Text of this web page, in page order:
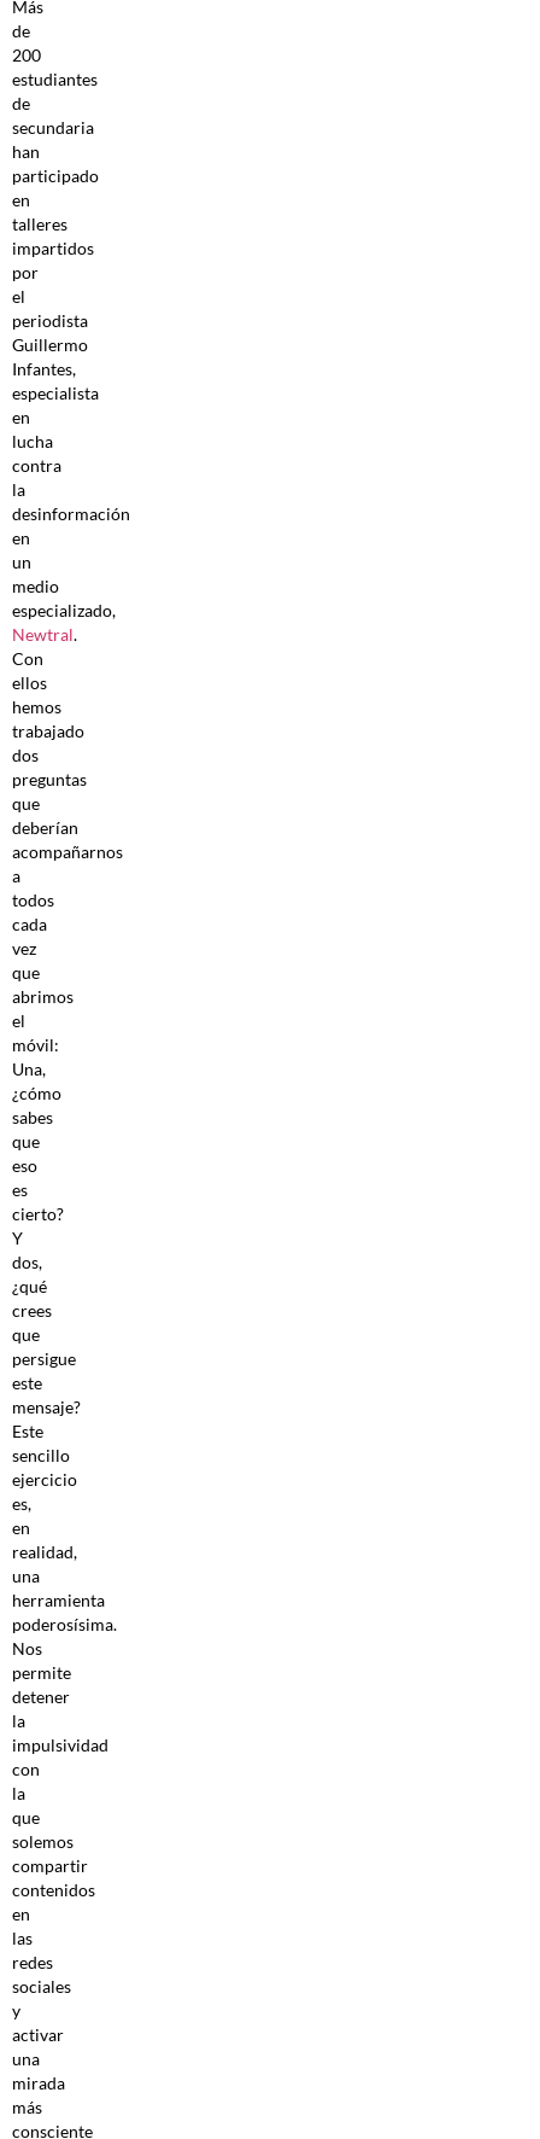
Más
de
200
estudiantes
de
secundaria
han
participado
en
talleres
impartidos
por
el
periodista
Guillermo
Infantes,
especialista
en
lucha
contra
la
desinformación
en
un
medio
especializado,
Newtral.
Con
ellos
hemos
trabajado
dos
preguntas
que
deberían
acompañarnos
a
todos
cada
vez
que
abrimos
el
móvil:
Una,
¿cómo
sabes
que
eso
es
cierto?
Y
dos,
¿qué
crees
que
persigue
este
mensaje?
Este
sencillo
ejercicio
es,
en
realidad,
una
herramienta
poderosísima.
Nos
permite
detener
la
impulsividad
con
la
que
solemos
compartir
contenidos
en
las
redes
sociales
y
activar
una
mirada
más
consciente